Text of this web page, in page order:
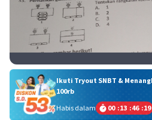
Ikuti Tryout SNBT &
100rb
Habis dalam
00 :13 :46 :18